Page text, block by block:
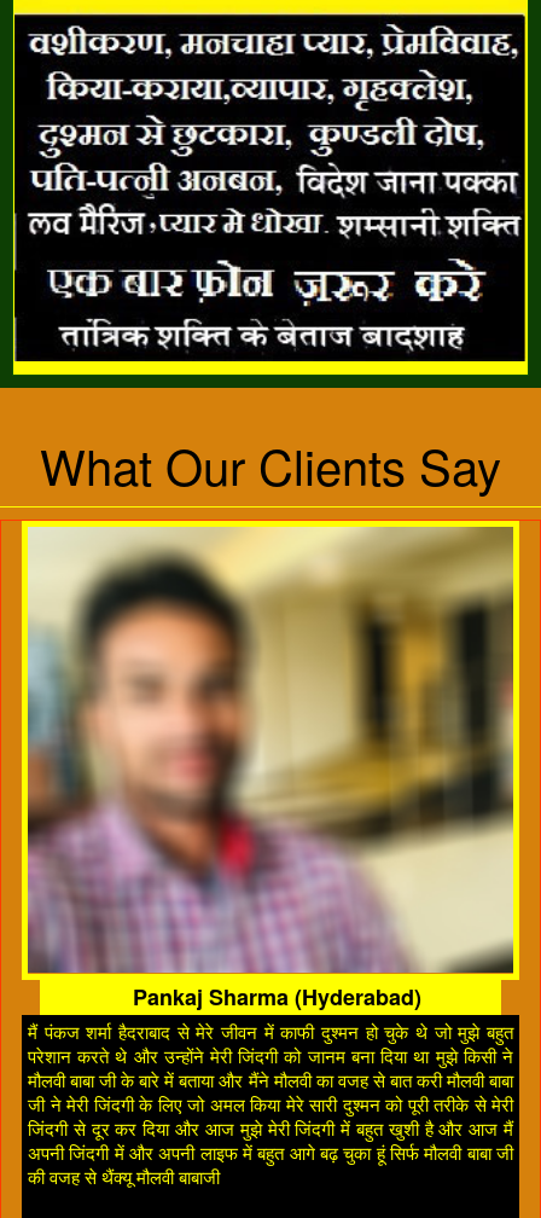
What Our Clients Say
Pankaj Sharma (Hyderabad)
मैं पंकज शर्मा हैदराबाद से मेरे जीवन में काफी दुश्मन हो चुके थे जो मुझे बहुत
परेशान करते थे और उन्होंने मेरी जिंदगी को जानम बना दिया था मुझे किसी ने
मौलवी बाबा जी के बारे में बताया और मैंने मौलवी का वजह से बात करी मौलवी बाबा
जी ने मेरी जिंदगी के लिए जो अमल किया मेरे सारी दुश्मन को पूरी तरीके से मेरी
जिंदगी से दूर कर दिया और आज मुझे मेरी जिंदगी में बहुत खुशी है और आज मैं
अपनी जिंदगी में और अपनी लाइफ में बहुत आगे बढ़ चुका हूं सिर्फ मौलवी बाबा जी
की वजह से थैंक्यू मौलवी बाबाजी